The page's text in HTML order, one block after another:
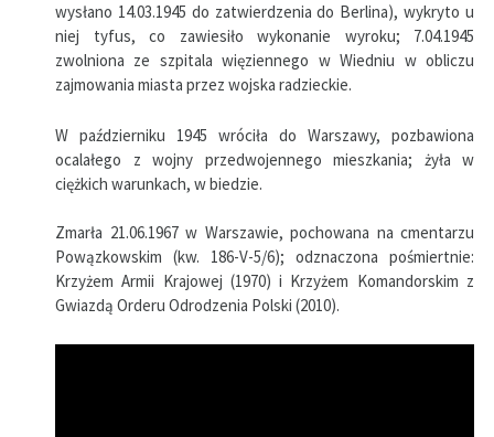
wysłano 14.03.1945 do zatwierdzenia do Berlina), wykryto u
niej tyfus, co zawiesiło wykonanie wyroku; 7.04.1945
zwolniona ze szpitala więziennego w Wiedniu w obliczu
zajmowania miasta przez wojska radzieckie.
W październiku 1945 wróciła do Warszawy, pozbawiona
ocalałego z wojny przedwojennego mieszkania; żyła w
ciężkich warunkach, w biedzie.
Zmarła 21.06.1967 w Warszawie, pochowana na cmentarzu
Powązkowskim (kw. 186-V-5/6); odznaczona pośmiertnie:
Krzyżem Armii Krajowej (1970) i Krzyżem Komandorskim z
Gwiazdą Orderu Odrodzenia Polski (2010).